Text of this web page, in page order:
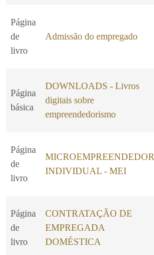
Página
de
livro
Admissão do empregado
Página
básica
DOWNLOADS - Livros
digitais sobre
empreendedorismo
Página
de
livro
MICROEMPREENDEDOR
INDIVIDUAL - MEI
Página
de
livro
CONTRATAÇÃO DE
EMPREGADA
DOMÉSTICA